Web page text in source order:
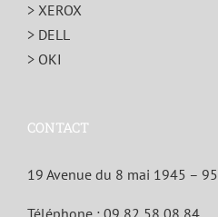
> XEROX
> DELL
> OKI
CONTACT
19 Avenue du 8 mai 1945 –
Téléphone : 09 82 58 08 84